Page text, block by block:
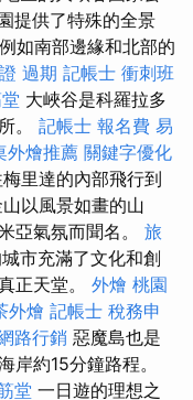
提供了特殊的全景
如南部邊緣和北部的
過期 記帳士 衝刺班
大峽谷是科羅拉多
。 記帳士 報名費 易
外燴推薦 關鍵字優化
里達的內部飛行到
以風景如畫的山
亞氣氛而聞名。 旅
市充滿了文化和創
正天堂。 外燴 桃園
外燴 記帳士 稅務申
路行銷 惡魔島也是
岸約15分鐘路程。
堂 一日遊的理想之